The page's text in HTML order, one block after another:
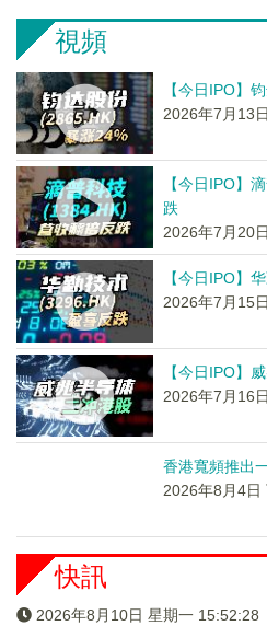
視頻
【今日IPO】
2026年7月13
【今日IPO】
跌
2026年7月20
【今日IPO】
2026年7月15
【今日IPO】
2026年7月16
香港寬頻推出
2026年8月4日
快訊
2026年8月10日 星期一 15:52:28